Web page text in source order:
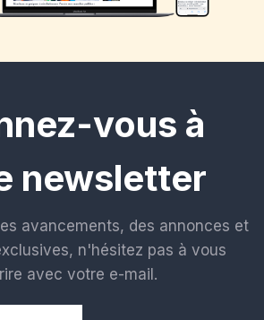
vous à
newsletter
avancements, des annonces et
n'hésitez pas à vous
avec votre e-mail.